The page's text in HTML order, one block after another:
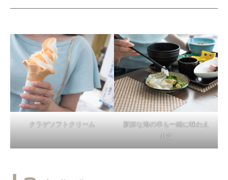
クラゲソフトクリーム
新鮮な海の幸も一緒に味わえ
ます